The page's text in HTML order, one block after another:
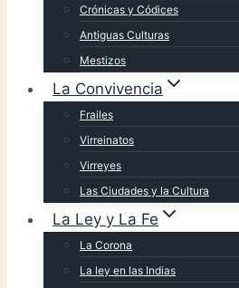
Crónicas y Códices
Antiguas Culturas
Mestizos
La Convivencia
Frailes
Virreinatos
Virreyes
Las Ciudades y la Cultura
La Ley y La Fe
La Corona
La ley en las Indias